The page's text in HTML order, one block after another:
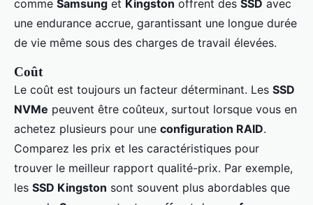
comme Samsung et Kingston offrent des SSD avec
une endurance accrue, garantissant une longue durée
de vie même sous des charges de travail élevées.
Coût
Le coût est toujours un facteur déterminant. Les SSD
NVMe peuvent être coûteux, surtout lorsque vous en
achetez plusieurs pour une configuration RAID.
Comparez les prix et les caractéristiques pour
trouver le meilleur rapport qualité-prix. Par exemple,
les SSD Kingston sont souvent plus abordables que